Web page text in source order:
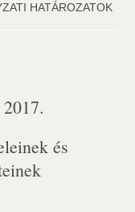
HATÁROZATOK
és